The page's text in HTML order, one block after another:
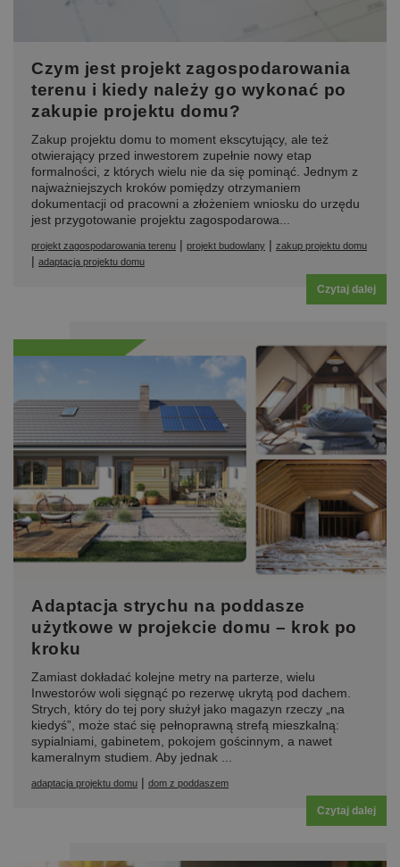
Czym jest projekt zagospodarowania
terenu i kiedy należy go wykonać po
zakupie projektu domu?
Zakup projektu domu to moment ekscytujący, ale też
otwierający przed inwestorem zupełnie nowy etap
formalności, z których wielu nie da się pominąć. Jednym z
najważniejszych kroków pomiędzy otrzymaniem
dokumentacji od pracowni a złożeniem wniosku do urzędu
jest przygotowanie projektu zagospodarowa...
projekt zagospodarowania terenu | projekt budowlany | zakup projektu domu
| adaptacja projektu domu
Czytaj dalej
Adaptacja strychu na poddasze
użytkowe w projekcie domu – krok po
kroku
Zamiast dokładać kolejne metry na parterze, wielu
Inwestorów woli sięgnąć po rezerwę ukrytą pod dachem.
Strych, który do tej pory służył jako magazyn rzeczy „na
kiedyś”, może stać się pełnoprawną strefą mieszkalną:
sypialniami, gabinetem, pokojem gościnnym, a nawet
kameralnym studiem. Aby jednak ...
adaptacja projektu domu | dom z poddaszem
Czytaj dalej